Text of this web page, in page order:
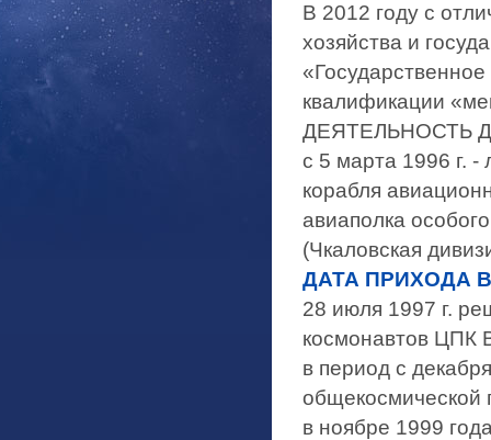
В 2012 году с
хозяйства и
квалификации
ДЕЯТЕЛЬНОСТЬ
с 5 марта 1996 г. -
корабля
авиаполка
(Чкаловская
ДАТА ПРИХОДА
28 июля 1997 г.
космонавтов ЦПК
в период с
общекосмической
в ноябре 1999